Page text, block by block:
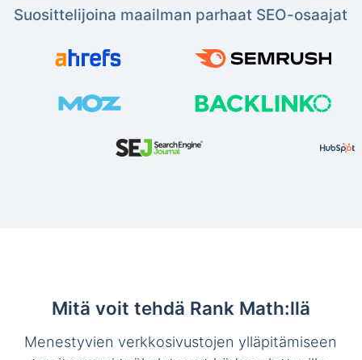
Suosittelijoina maailman parhaat SEO-osaajat
Mitä voit tehdä Rank Math:llä
Menestyvien verkkosivustojen ylläpitämiseen